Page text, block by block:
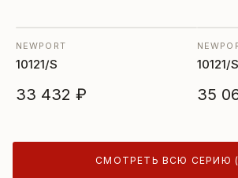
NEWPORT
10121/S
33 432 ₽
10121/
35
СМОТРЕТЬ ВСЮ СЕРИЮ